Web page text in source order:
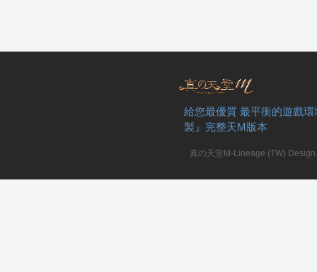
給您最優質 最平衡的遊戲
製』完整天M版本
真の天堂M-Lineage (TW)